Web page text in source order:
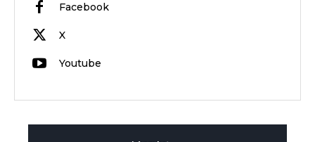
Facebook
X
Youtube